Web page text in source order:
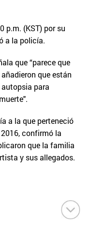
p.m. (KST) por su
a la policía.
que “parece que
que están
para
a la que perteneció
confirmó la
que la familia
y sus allegados.